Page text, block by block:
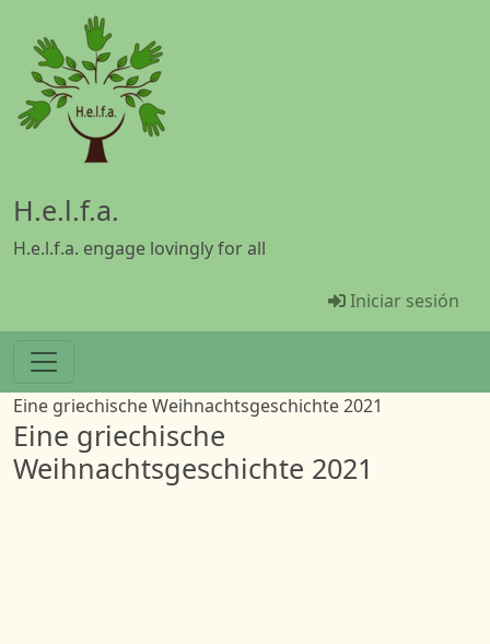
Pasar al contenido principal
H.e.l.f.a.
H.e.l.f.a. engage lovingly for all
Menü
Iniciar sesión
Eine griechische Weihnachtsgeschichte 2021
Eine griechische
Weihnachtsgeschichte 2021